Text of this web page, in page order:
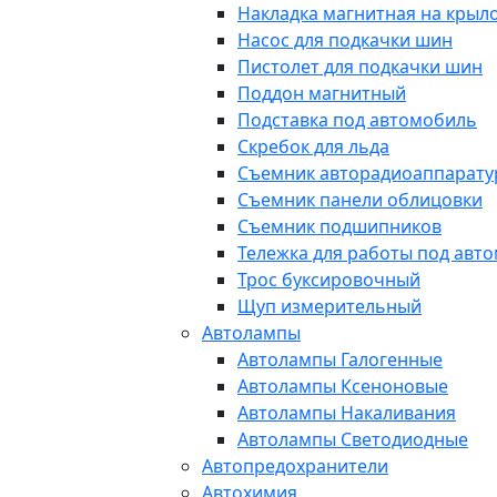
Накладка магнитная на
Насос для подкачки шин
Пистолет для подкачки шин
Поддон магнитный
Подставка под автомобиль
Скребок для льда
Съемник
Съемник панели облицовки
Съемник подшипников
Тележка для работы под
Трос буксировочный
Щуп измерительный
Автолампы
Автолампы Галогенные
Автолампы Ксеноновые
Автолампы Накаливания
Автолампы Светодиодные
Автопредохранители